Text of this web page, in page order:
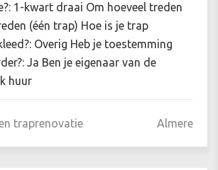
1-kwart draai Om hoeveel treden
(één trap) Hoe is je trap
Overig Heb je toestemming
Ja Ben je eigenaar van de
huur
traprenovatie Almere